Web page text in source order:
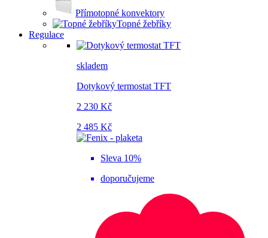
Přímotopné konvektory
Topné žebříky
Regulace
skladem
Dotykový termostat TFT
2 230 Kč
2 485 Kč
Sleva 10%
doporučujeme